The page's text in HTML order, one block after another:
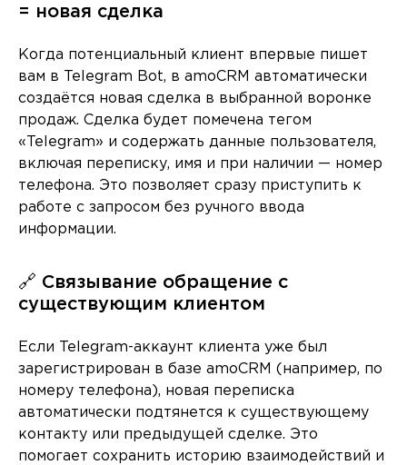
= новая сделка
Когда потенциальный клиент впервые пишет
вам в Telegram Bot, в amoCRM автоматически
создаётся новая сделка в выбранной воронке
продаж. Сделка будет помечена тегом
«Telegram» и содержать данные пользователя,
включая переписку, имя и при наличии — номер
телефона. Это позволяет сразу приступить к
работе с запросом без ручного ввода
информации.
🔗 Связывание обращение с
существующим клиентом
Если Telegram-аккаунт клиента уже был
зарегистрирован в базе amoCRM (например, по
номеру телефона), новая переписка
автоматически подтянется к существующему
контакту или предыдущей сделке. Это
помогает сохранить историю взаимодействий и